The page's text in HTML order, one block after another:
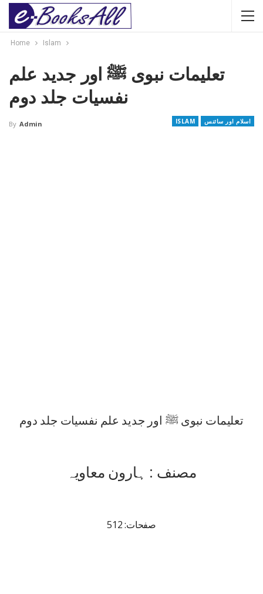
Home Islam
تعلیمات نبوی ﷺ اور جدید علم
نفسیات جلد دوم
ISLAM اسلام اور سائنس By Admin
تعلیمات نبوی ﷺ اور جدید علم نفسیات جلد دوم
مصنف : ہارون معاویہ
صفحات: 512